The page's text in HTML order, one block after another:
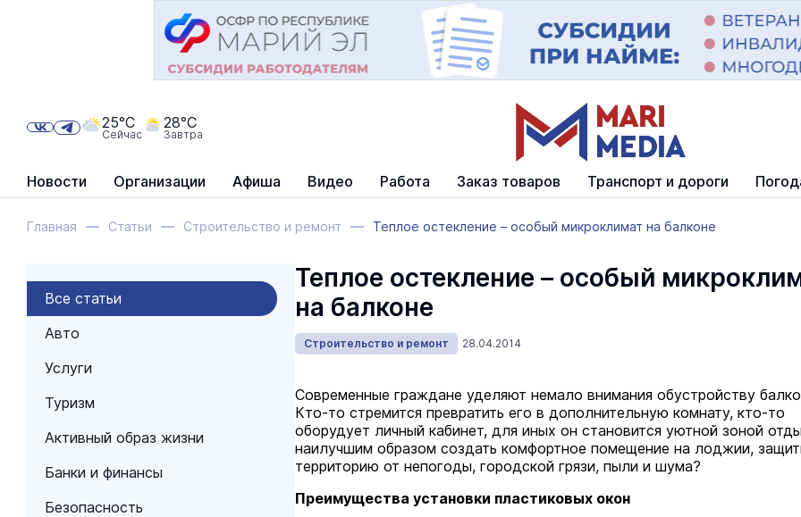
Новости Организации Афиша Видео Работа Заказ товаров Транспорт и дороги
25°C
Сейчас
28°C
Завтра
Главная Статьи Строительство и ремонт Теплое остекление – особый микроклимат на балконе
Все статьи
Авто
Услуги
Туризм
Активный образ жизни
Банки и финансы
Безопасность
Теплое остекление – особый
на балконе
Строительство и ремонт 28.04.2014
Современные граждане уделяют немало внимания обустройству
Кто-то стремится превратить его в дополнительную комнату, кто-то
оборудует личный кабинет, для иных он становится уютной зоной
наилучшим образом создать комфортное помещение на лоджии,
территорию от непогоды, городской грязи, пыли и шума?
Преимущества установки пластиковых окон